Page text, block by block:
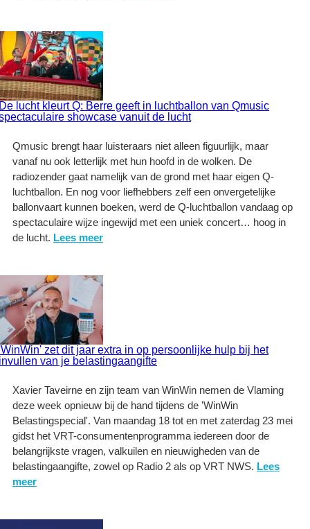
lucht kleurt Q: Berre geeft in luchtballon van Qmusic
showcase vanuit de lucht
Qmusic brengt haar luisteraars niet alleen figuurlijk, maar
vanaf nu ook letterlijk met hun hoofd in de wolken. De
radiozender gaat namelijk van de grond met haar eigen Q-
luchtballon. En nog voor liefhebbers zelf een onvergetelijke
ballonvaart kunnen boeken, werd de Q-luchtballon vandaag op
spectaculaire wijze ingewijd met een uniek concert… hoog in
de lucht. Lees meer
zet dit jaar extra in op persoonlijke hulp bij het
van je belastingaangifte
Xavier Taveirne en zijn team van WinWin nemen de Vlaming
deze week opnieuw bij de hand tijdens de 'WinWin
Belastingspecial'. Van maandag 18 tot en met zaterdag 23 mei
gidst het VRT-consumentenprogramma iedereen door de
belangrijkste vragen, valkuilen en nieuwigheden van de
belastingaangifte, zowel op Radio 2 als op VRT NWS. Lees
meer